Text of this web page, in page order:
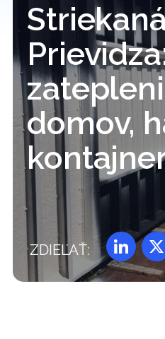
domov,
ZDIEĽAŤ: